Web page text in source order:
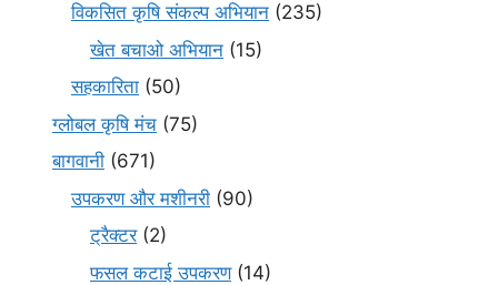
विकसित कृषि संकल्प अभियान (235)
खेत बचाओ अभियान (15)
सहकारिता (50)
ग्लोबल कृषि मंच (75)
बागवानी (671)
उपकरण और मशीनरी (90)
ट्रैक्टर(2)
फसल कटाई उपकरण(14)